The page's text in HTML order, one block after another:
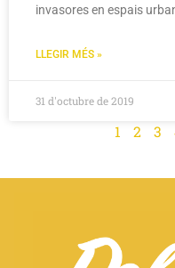
invasores en espais
LLEGIR MÉS »
31 d'octubre de 2019
1 2 3